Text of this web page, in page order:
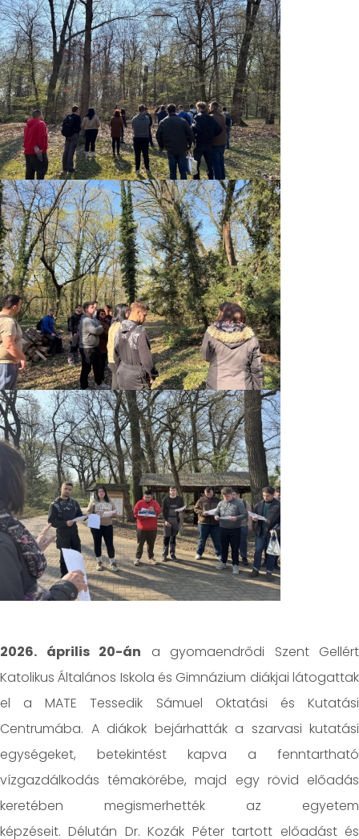
2026. április 20-án a gyomaendrődi Szent Gellért
Katolikus Általános Iskola és Gimnázium diákjai látogattak
el a MATE Tessedik Sámuel Oktatási és Kutatási
Centrumába. A diákok bejárhatták a szarvasi kutatási
egységeket, betekintést kapva a fenntartható
vízgazdálkodás témakörébe, majd egy rövid előadás
keretében megismerhették az egyetem
képzéseit. Délután Dr. Kozák Péter tartott előadást és